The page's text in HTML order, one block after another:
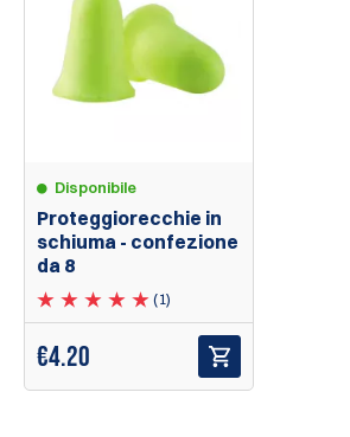
Disponibile
Proteggiorecchie in
schiuma - confezione
da 8
(1)
€4.20